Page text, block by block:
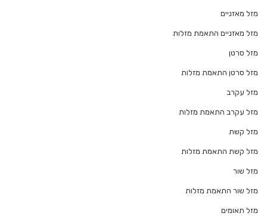
מזל מאזניים
מזל מאזניים התאמת מזלות
מזל סרטן
מזל סרטן התאמת מזלות
מזל עקרב
מזל עקרב התאמת מזלות
מזל קשת
מזל קשת התאמת מזלות
מזל שור
מזל שור התאמת מזלות
מזל תאומים